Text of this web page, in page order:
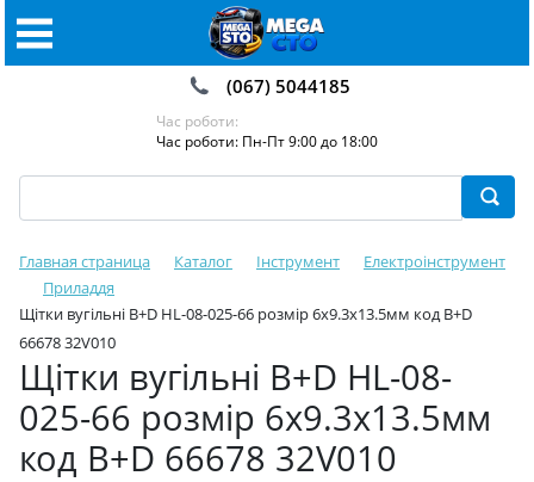
(067) 5044185
Час роботи:
Час роботи: Пн-Пт 9:00 до 18:00
Главная страница Каталог Інструмент
Електроінструмент
Приладдя
Щітки вугільні B+D HL-08-025-66 розмір 6х9.3х13.5мм код B+D
66678 32V010
Щітки вугільні B+D HL-08-
025-66 розмір 6х9.3х13.5мм
код B+D 66678 32V010